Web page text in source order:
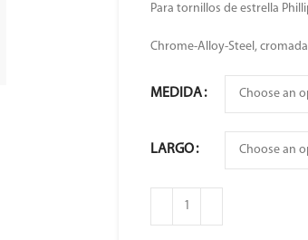
Para tornillos de estrella
Chrome-Alloy-Steel,
MEDIDA
LARGO